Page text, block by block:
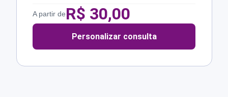
A partir deR$ 30,00
Personalizar consulta